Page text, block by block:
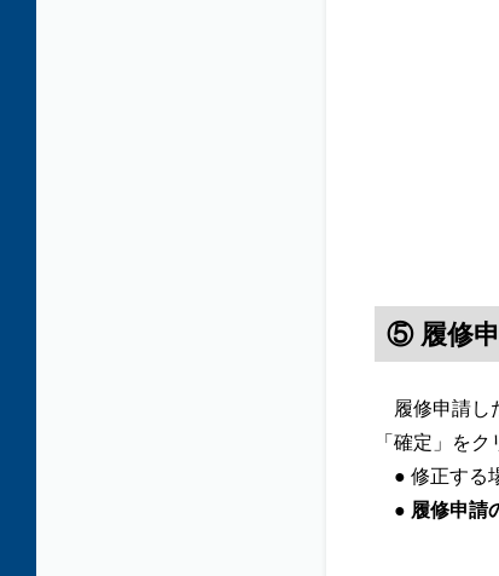
⑤ 履修
履修申請し
「確定」をク
● 修正する
● 履修申請